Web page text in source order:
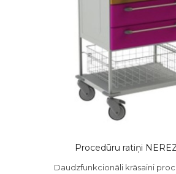
Procedūru ratiņi
Daudzfunkcionāli krāsaini